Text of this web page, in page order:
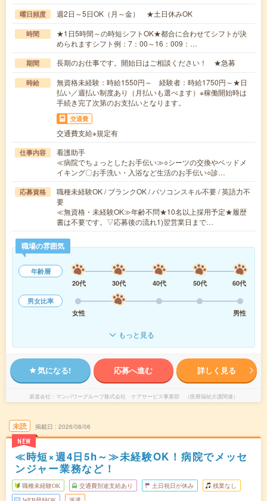
曜日頻度 週2日～5日OK（月～金） ★土日休みOK
時間
★1日5時間～の時短シフトOK★都合に合わせてシフトが決
められますシフト例：7：00～16：009：…
期間 長期のお仕事です。開始日はご相談ください！ ★急募
時給
無資格未経験：時給1550円～ 経験者：時給1750円～★日
払い／週払い制度あり（月払いも選べます）※稼働開始時は
手続き完了次第のお支払いとなります。
交通費
交通費支給※規定有
仕事内容
看護助手
≪病院でちょっとしたお手伝い≫○シーツの交換やベッドメ
イキング〇お手洗い・入浴など生活のお手伝い○診…
応募資格
職種未経験OK / ブランクOK / パソコンスキル不要 / 英語力不
要
≪無資格・未経験OK≫年齢不問★10名以上採用予定★履歴
書は不要です。▽応募後の流れ1)翌営業日まで…
職場の雰囲気
年齢層
20代
30代 40代 50代
60代
男女比率
女性
男性
もっと見る
気になる! 応募へ進む 詳しく見る
派遣会社 マンパワーグループ株式会社 ケアサービス事業部 （医療福祉介護関連）
未読
NEW
掲載日 2026/08/06
≪時短×週4日5h～≫未経験OK！病院でメッセ
ンジャー業務など！
職種未経験OK 交通費別途支給あり 土日祝日が休み 残業なし
WEB登録OK 派遣